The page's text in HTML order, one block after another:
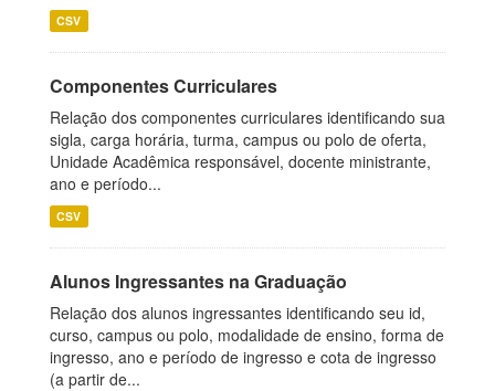
CSV
Componentes Curriculares
Relação dos componentes curriculares identificando sua
sigla, carga horária, turma, campus ou polo de oferta,
Unidade Acadêmica responsável, docente ministrante,
ano e período...
CSV
Alunos Ingressantes na Graduação
Relação dos alunos ingressantes identificando seu id,
curso, campus ou polo, modalidade de ensino, forma de
ingresso, ano e período de ingresso e cota de ingresso
(a partir de...